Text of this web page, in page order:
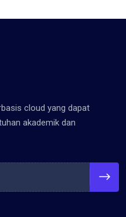
cloud yang dapat
akademik dan